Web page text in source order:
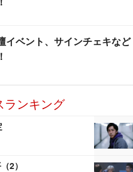
イベント、サインチェキなど
ランキング
2）